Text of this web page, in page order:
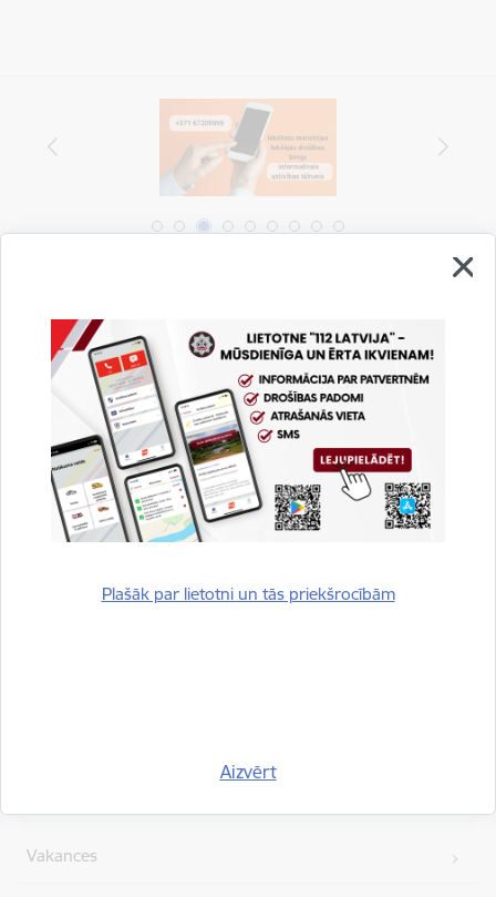
Plašāk par lietotni un tās priekšrocībām
Aizvērt
Sniegt atsauksmi
Esi pirmais, kurš uzzina!
Piesakies jaunumu saņemšanai savā e-pastā.
Vakances